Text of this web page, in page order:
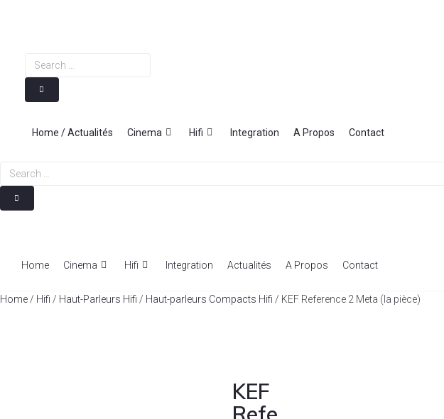
Search
…
Home / Actualités Cinema Hifi Integration A Propos Contact
Search
…
Home Cinema Hifi Integration Actualités A Propos Contact
Home / Hifi / Haut-Parleurs Hifi / Haut-parleurs Compacts Hifi / KEF Reference 2 Meta (la pièce)
KEF